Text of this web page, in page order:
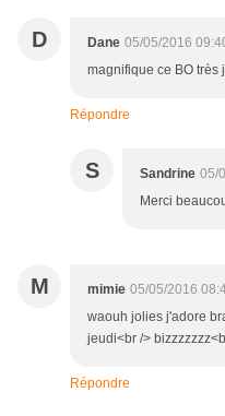
D Dane 05/05/2016
magnifique ce BO très
Répondre
S Sandrine 05/
Merci
M mimie 05/05/2016
waouh jolies j'adore
jeudi<br />
Répondre